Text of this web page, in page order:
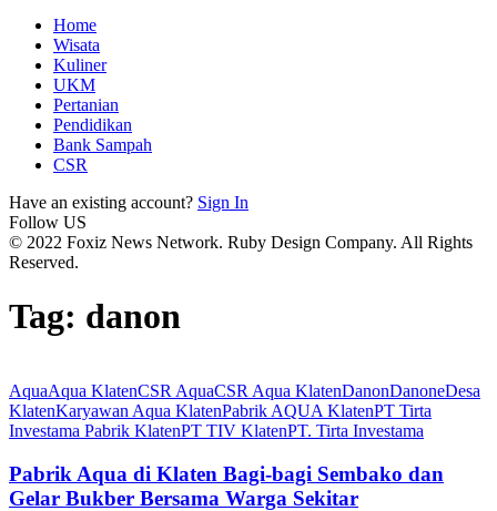
Home
Wisata
Kuliner
UKM
Pertanian
Pendidikan
Bank Sampah
CSR
Have an existing account? Sign In
Follow US
© 2022 Foxiz News Network. Ruby Design Company. All Rights
Reserved.
Tag: danon
AquaAqua KlatenCSR AquaCSR Aqua KlatenDanonDanoneDesa
KlatenKaryawan Aqua KlatenPabrik AQUA KlatenPT Tirta
Investama Pabrik KlatenPT TIV KlatenPT. Tirta Investama
Pabrik Aqua di Klaten Bagi-bagi Sembako dan
Gelar Bukber Bersama Warga Sekitar